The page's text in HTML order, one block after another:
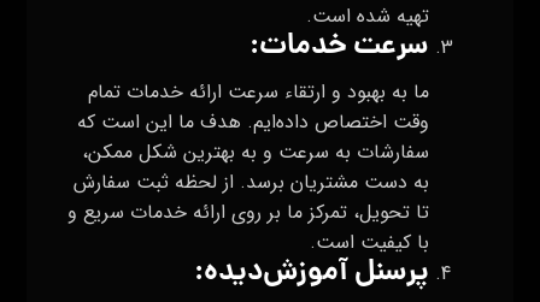
تهیه شده است.
سرعت خدمات:
ما به بهبود و ارتقاء سرعت ارائه خدمات تمام
وقت اختصاص داده‌ایم. هدف ما این است که
سفارشات به سرعت و به بهترین شکل ممکن،
به دست مشتریان برسد. از لحظه ثبت سفارش
تا تحویل، تمرکز ما بر روی ارائه خدمات سریع و
با کیفیت است.
پرسنل آموزش‌دیده: